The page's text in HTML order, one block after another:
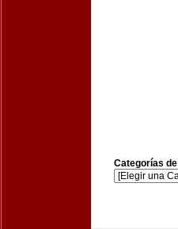
Categorías